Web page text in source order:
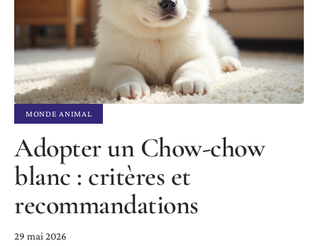
MONDE ANIMAL
Adopter un Chow-chow
blanc : critères et
recommandations
29 mai 2026